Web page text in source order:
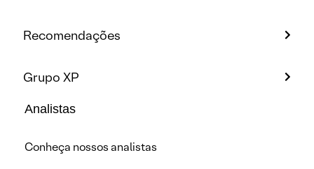
Recomendações
Grupo XP
Analistas
Conheça nossos analistas